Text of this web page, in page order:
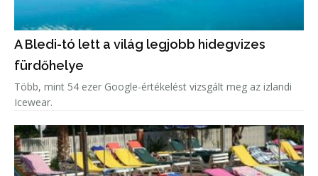
A Bledi-tó lett a világ legjobb hidegvizes
fürdőhelye
Több, mint 54 ezer Google-értékelést vizsgált meg az izlandi
Icewear.